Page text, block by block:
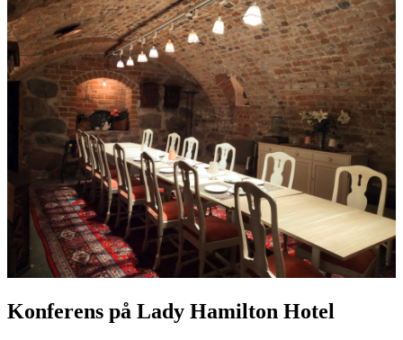
Konferens på Lady Hamilton Hotel